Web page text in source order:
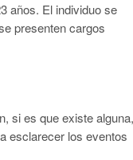
años. El individuo se
presenten cargos
si es que existe alguna,
esclarecer los eventos